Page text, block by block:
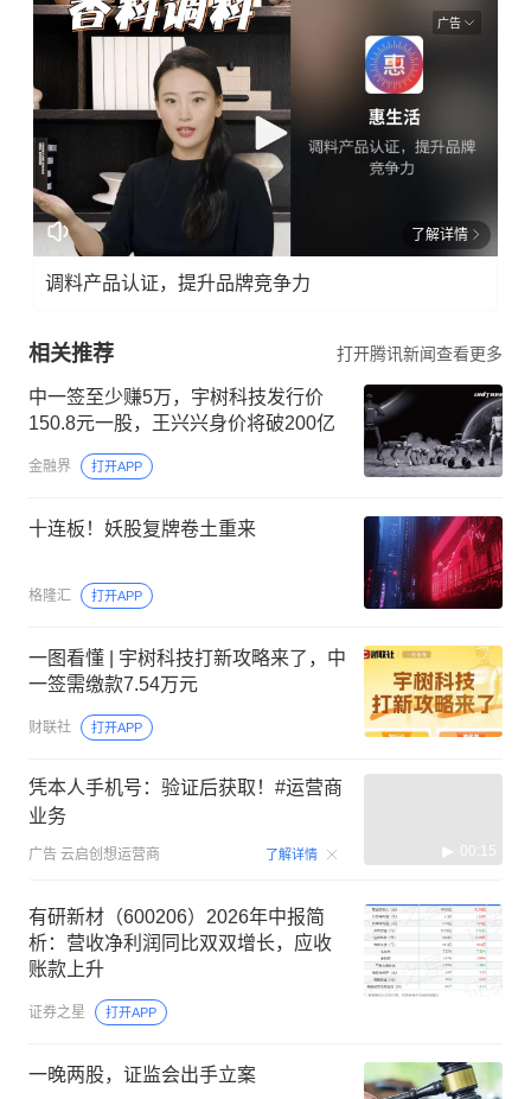
广告
了解详情
调料产品认证，提升品牌竞争力
相关推荐 打开腾讯新闻查看更多
中一签至少赚5万，宇树科技发行价
150.8元一股，王兴兴身价将破200亿
金融界 打开APP
十连板！妖股复牌卷土重来
格隆汇 打开APP
一图看懂 | 宇树科技打新攻略来了，中
一签需缴款7.54万元
财联社 打开APP
凭本人手机号：验证后获取！#运营商
业务
广告 云启创想运营商 了解详情 00:15
有研新材（600206）2026年中报简
析：营收净利润同比双双增长，应收
账款上升
证券之星 打开APP
一晚两股，证监会出手立案